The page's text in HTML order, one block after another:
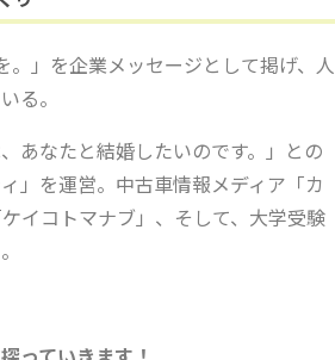
」を企業メッセージとして掲げ、人
る。
あなたと結婚したいのです。」との
」を運営。中古車情報メディア「カ
イコトマナブ」、そして、大学受験